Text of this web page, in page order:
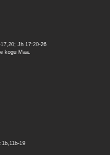
Jh 17:20-26
kogu Maa.
19